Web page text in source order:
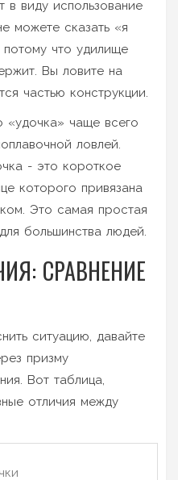
в виду использование
можете сказать «я
что удилище
Вы ловите на
частью конструкции.
«удочка» чаще всего
ловлей.
- это короткое
которого привязана
Это самая простая
большинства людей.
СРАВНЕНИЕ
ситуацию, давайте
призму
Вот таблица,
отличия между